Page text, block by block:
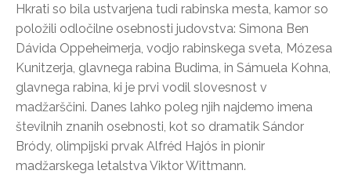
Hkrati so bila ustvarjena tudi rabinska mesta, kamor so
položili odločilne osebnosti judovstva: Simona Ben
Dávida Oppeheimerja, vodjo rabinskega sveta, Mózesa
Kunitzerja, glavnega rabina Budima, in Sámuela Kohna,
glavnega rabina, ki je prvi vodil slovesnost v
madžarščini. Danes lahko poleg njih najdemo imena
številnih znanih osebnosti, kot so dramatik Sándor
Bródy, olimpijski prvak Alfréd Hajós in pionir
madžarskega letalstva Viktor Wittmann.